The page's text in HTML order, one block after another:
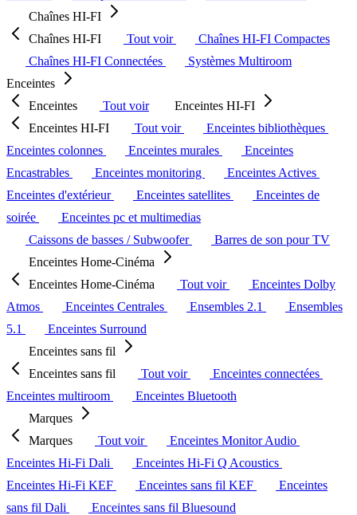
Chaînes HI-FI
Chaînes HI-FI
Tout voir
Chaînes HI-FI Compactes
Chaînes HI-FI Connectées
Systèmes Multiroom
Enceintes
Enceintes
Tout voir
Enceintes HI-FI
Enceintes HI-FI
Tout voir
Enceintes bibliothèques
Enceintes colonnes
Enceintes murales
Enceintes
Encastrables
Enceintes monitoring
Enceintes Actives
Enceintes d'extérieur
Enceintes satellites
Enceintes de
soirée
Enceintes pc et multimedias
Caissons de basses / Subwoofer
Barres de son pour TV
Enceintes Home-Cinéma
Enceintes Home-Cinéma
Tout voir
Enceintes Dolby
Atmos
Enceintes Centrales Ensembles 2.1
Ensembles
5.1
Enceintes Surround
Enceintes sans fil
Enceintes sans fil
Tout voir
Enceintes connectées
Enceintes multiroom
Enceintes Bluetooth
Marques
Marques
Tout voir
Enceintes Monitor Audio
Enceintes Hi-Fi Dali
Enceintes Hi-Fi Q Acoustics
Enceintes Hi-Fi KEF
Enceintes sans fil KEF
Enceintes
sans fil Dali
Enceintes sans fil Bluesound